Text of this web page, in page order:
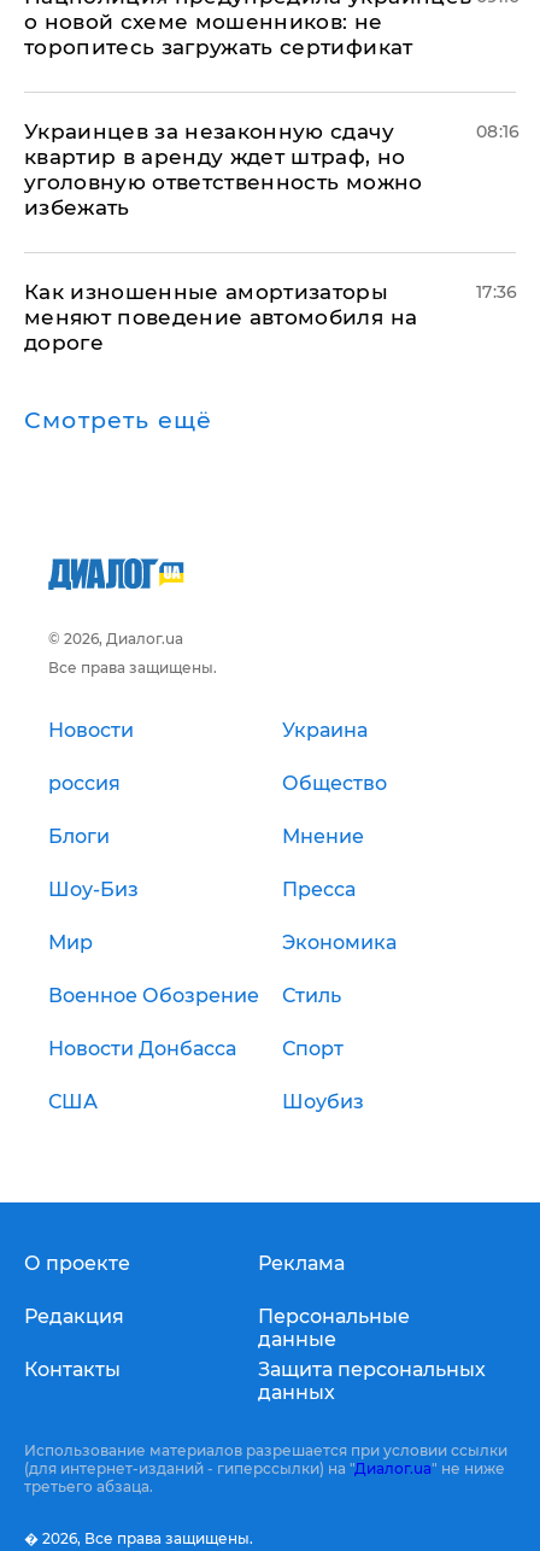
о новой схеме мошенников: не
торопитесь загружать сертификат
Украинцев за незаконную сдачу
квартир в аренду ждет штраф, но
уголовную ответственность можно
избежать
08:16
Как изношенные амортизаторы
меняют поведение автомобиля на
дороге
17:36
Смотреть ещё
© 2026, Диалог.ua
Все права защищены.
Новости Украина
россия Общество
Блоги Мнение
Шоу-Биз Пресса
Мир Экономика
Военное Обозрение Стиль
Новости Донбасса Спорт
США Шоубиз
О проекте
Редакция
Контакты
Реклама
Персональные
данные
Защита персональных
данных
Использование материалов разрешается при условии ссылки
(для интернет-изданий - гиперссылки) на "Диалог.ua" не ниже
третьего абзаца.
� 2026, Все права защищены.